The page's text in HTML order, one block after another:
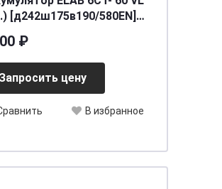
[д242ш175в190/580EN]
₽
Запросить цену
В избранное